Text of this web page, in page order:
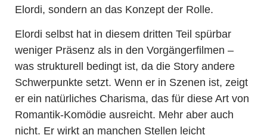
Elordi, sondern an das Konzept der Rolle.
Elordi selbst hat in diesem dritten Teil spürbar
weniger Präsenz als in den Vorgängerfilmen –
was strukturell bedingt ist, da die Story andere
Schwerpunkte setzt. Wenn er in Szenen ist, zeigt
er ein natürliches Charisma, das für diese Art von
Romantik-Komödie ausreicht. Mehr aber auch
nicht. Er wirkt an manchen Stellen leicht